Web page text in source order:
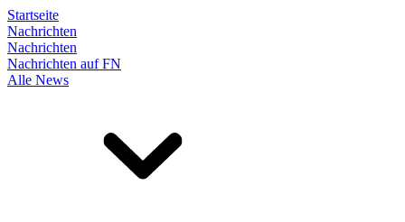
Startseite
Nachrichten
Nachrichten
Nachrichten auf FN
Alle News